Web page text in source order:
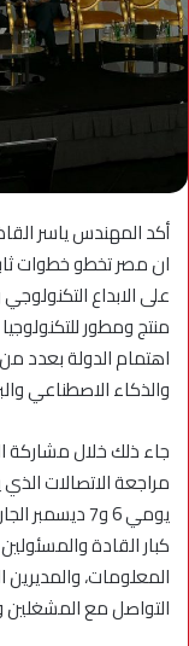
أكد المهندس ياسر
ان مصر تخطو خطوات
على الابداع
منتج ومطور
اهتمام الدولة بعدد من
والذكاء الاصطناعي
جاء ذلك خلال
مراجعة الاتصالات
يومي 6 و7
كبار القادة
المعلومات،
التواصل مع المشغلين